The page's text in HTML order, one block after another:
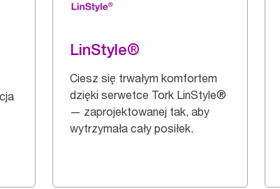
LinStyle®
Ciesz się trwałym komfortem
dzięki serwetce Tork LinStyle®
— zaprojektowanej tak, aby
wytrzymała cały posiłek.